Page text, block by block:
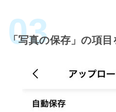
「写真の保存」の項